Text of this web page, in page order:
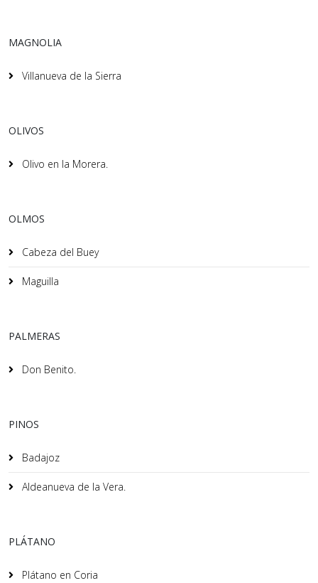
MAGNOLIA
Villanueva de la Sierra
OLIVOS
Olivo en la Morera.
OLMOS
Cabeza del Buey
Maguilla
PALMERAS
Don Benito.
PINOS
Badajoz
Aldeanueva de la Vera.
PLÁTANO
Plátano en Coria